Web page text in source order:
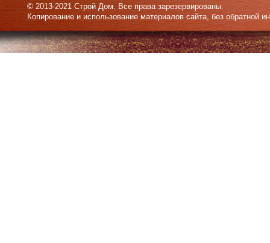
© 2013-2021 Строй Дом. Все права зарезервированы.
Копирование и использование материалов сайта, без обратной